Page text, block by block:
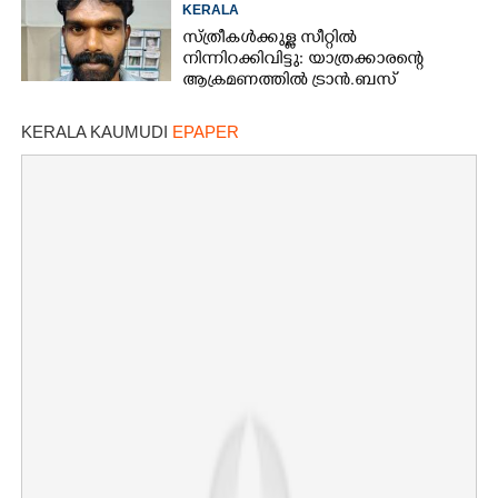
KERALA
സ്ത്രീകൾക്കുള്ള സീറ്റിൽ
നിന്നിറക്കിവിട്ടു: യാത്രക്കാരന്റെ
ആക്രമണത്തിൽ ട്രാൻ.ബസ്
KERALA KAUMUDI EPAPER